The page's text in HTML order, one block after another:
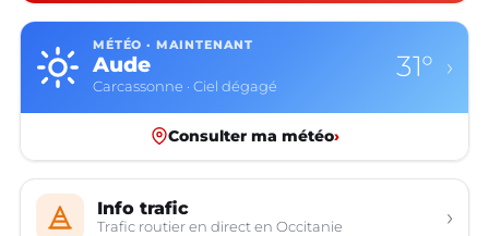
MÉTÉO · MAINTENANT
Aude
Carcassonne · Ciel dégagé
31° ›
Consulter ma météo›
Info trafic
Trafic routier en direct en Occitanie ›